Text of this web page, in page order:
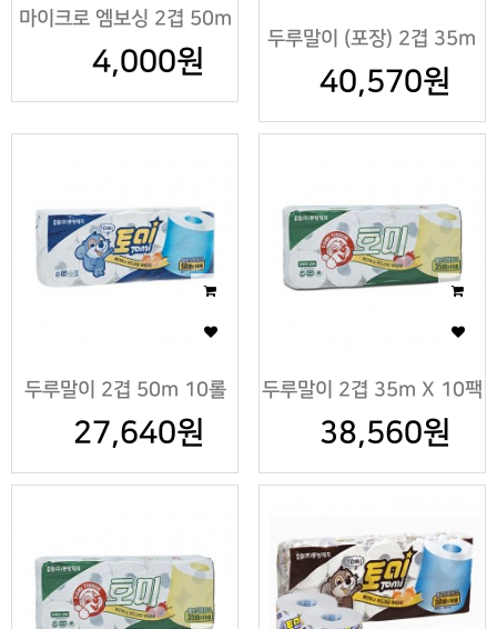
마이크로 엠보싱 2겹 50m
4,000원
두루말이 (포장) 2겹 35m
X10팩
40,570원
두루말이 2겹 50m 10롤
X5팩
27,640원
두루말이 2겹 35m X 10팩
38,560원